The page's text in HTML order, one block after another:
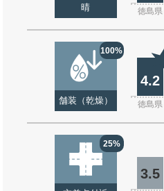
晴 徳島県
100%
舗装（乾燥）
4.2
徳島県
25%
3.5